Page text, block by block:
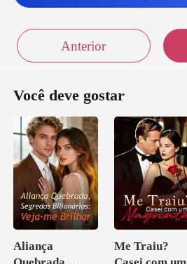
Anterior
Você deve gostar
Aliança
Me Traiu?